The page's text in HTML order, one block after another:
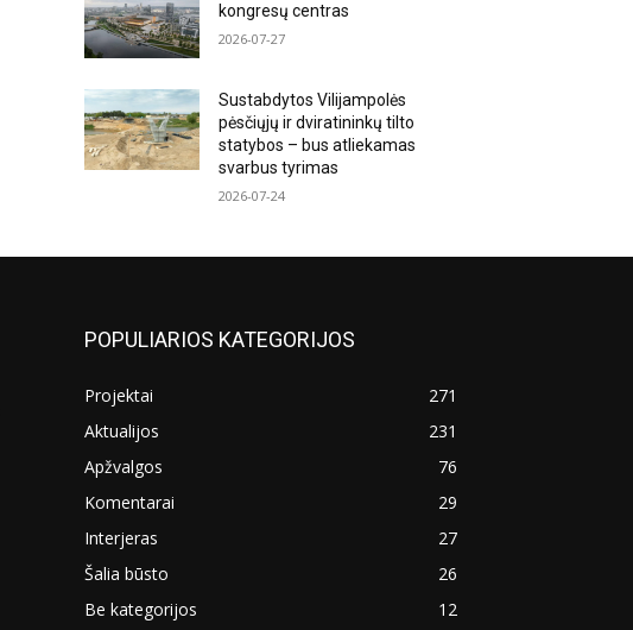
kongresų centras
2026-07-27
Sustabdytos Vilijampolės
pėsčiųjų ir dviratininkų tilto
statybos – bus atliekamas
svarbus tyrimas
2026-07-24
POPULIARIOS KATEGORIJOS
Projektai
271
Aktualijos
231
Apžvalgos
76
Komentarai
29
Interjeras
27
Šalia būsto
26
Be kategorijos
12